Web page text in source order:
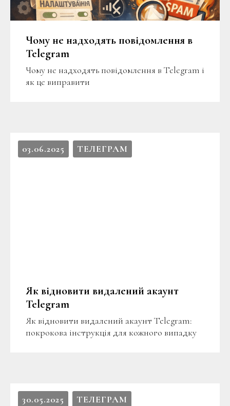
Чому не надходять повідомлення в
Telegram
Чому не надходять повідомлення в Telegram і
як це виправити
03.06.2025 ТЕЛЕГРАМ
Як відновити видалений акаунт
Telegram
Як відновити видалений акаунт Telegram:
покрокова інструкція для кожного випадку
30.05.2025 ТЕЛЕГРАМ